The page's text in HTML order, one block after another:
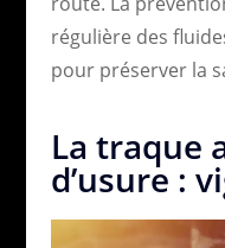
régulière des
pour préserver la
La traque
d’usure :